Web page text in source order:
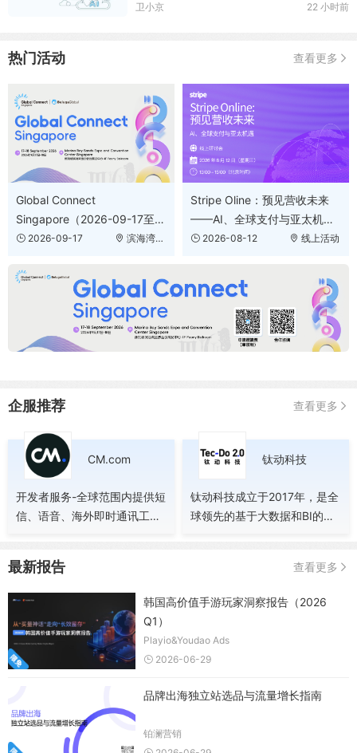
卫小京 22 小时前
热门活动 查看更多
Global Connect
Singapore（2026-09-17至
2026-09-18）
2026-09-17
中心 4F
Peony
Ballroom
Stripe Oline：预见营收未来
——AI、全球支付与亚太机遇
（2026-08-12）
2026-08-12 线上活动
企服推荐 查看更多
CM.com
开发者服务-全球范围内提供短
信、语音、海外即时通讯工具
Viber）、客服云、欧洲支付等
对话式商务解决方案
钛动科技
钛动科技成立于2017年，是全
球领先的基于大数据和BI的商
观，旨在通过技术能力抽样提
能帮助客户的一站式平台。
最新报告 查看更多
韩国高价值手游玩家洞察报告（2026
Q1）
Playio&Youdao Ads
2026-06-29
品牌出海独立站选品与流量增长指南
铂澜营销